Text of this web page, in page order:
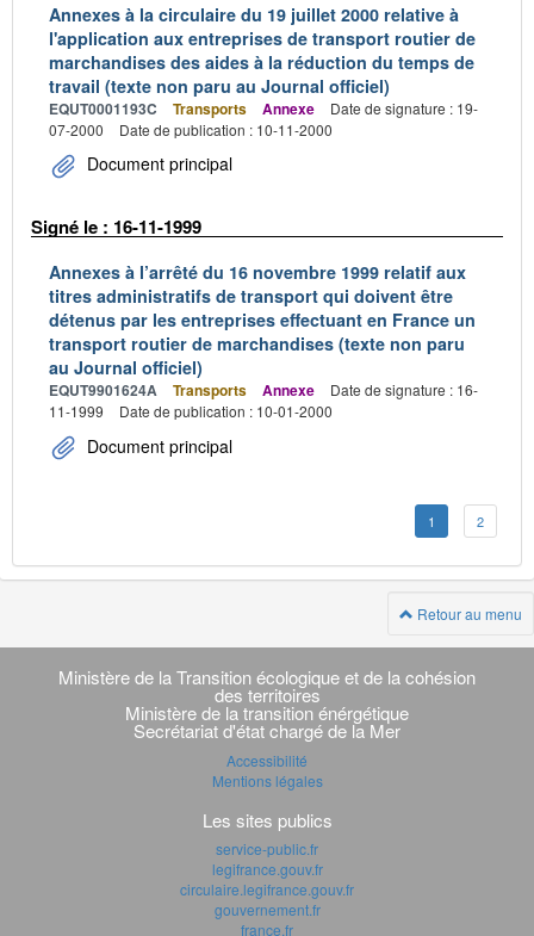
Annexes à la circulaire du 19 juillet 2000 relative à
l'application aux entreprises de transport routier de
marchandises des aides à la réduction du temps de
travail (texte non paru au Journal officiel)
EQUT0001193C Transports Annexe
Date de signature : 19-
07-2000
Date de publication : 10-11-2000
Document principal
Signé le : 16-11-1999
Annexes à l’arrêté du 16 novembre 1999 relatif aux
titres administratifs de transport qui doivent être
détenus par les entreprises effectuant en France un
transport routier de marchandises (texte non paru
au Journal officiel)
EQUT9901624A Transports Annexe
Date de signature : 16-
11-1999
Date de publication : 10-01-2000
Document principal
1 2
Retour au menu
Navigation
transverse
Ministère de la Transition écologique et de la cohésion
des territoires
Ministère de la transition énérgétique
Secrétariat d'état chargé de la Mer
Accessibilité
Mentions légales
Les sites publics
service-public.fr
legifrance.gouv.fr
circulaire.legifrance.gouv.fr
gouvernement.fr
france.fr